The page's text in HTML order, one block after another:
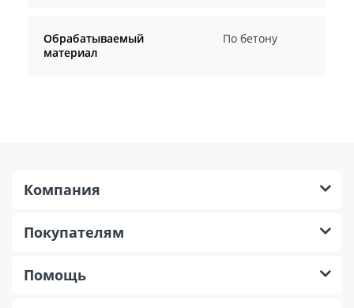
Обрабатываемый
материал
По бетону
Компания
Покупателям
Помощь